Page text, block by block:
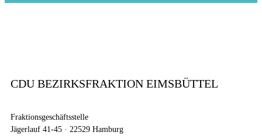
CDU BEZIRKSFRAKTION EIMSBÜTTEL
Fraktionsgeschäftsstelle
Jägerlauf 41-45 · 22529 Hamburg